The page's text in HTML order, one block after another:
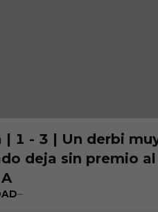
| 1 - 3 | Un derbi
deja sin premio al